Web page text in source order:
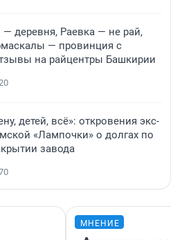
деревня, Раевка — не рай,
— провинция с
на райцентры Башкирии
детей, всё»: откровения экс-
«Лампочки» о долгах по
завода
МНЕНИЕ